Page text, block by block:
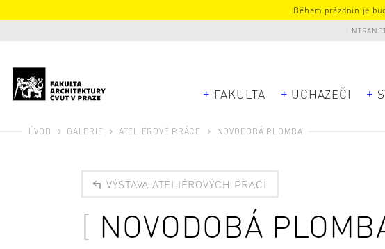
Během prázdnin je
FAKULTA UCHAZEČI
ÚVOD GALERIE ATELIÉROVÉ PRÁCE NOVODOBÁ PLOMBA
VÝSTAVA ATELIÉROVÝCH PRACÍ
NOVODOBÁ